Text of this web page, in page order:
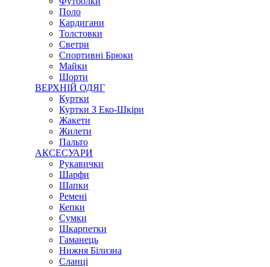
Поло
Кардигани
Толстовки
Светри
Спортивні Брюки
Майки
Шорти
ВЕРХНІЙ ОДЯГ
Куртки
Куртки З Еко-Шкіри
Жакети
Жилети
Пальто
АКСЕСУАРИ
Рукавички
Шарфи
Шапки
Ремені
Кепки
Сумки
Шкарпетки
Гаманець
Нижня Білизна
Сланці